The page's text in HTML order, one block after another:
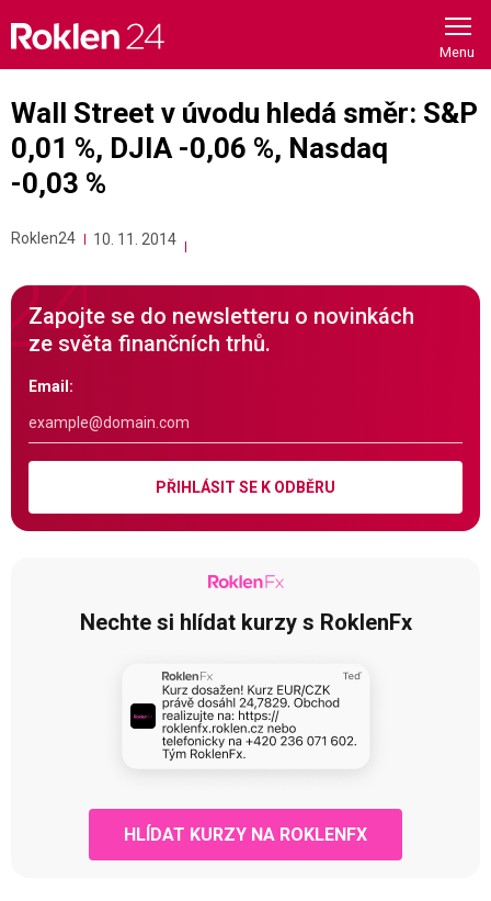
content
Wall Street v úvodu hledá směr: S&P
0,01 %, DJIA -0,06 %, Nasdaq
-0,03 %
Roklen24 10. 11. 2014
Zapojte se do newsletteru o novinkách
ze světa finančních trhů.
Email:
PŘIHLÁSIT SE K ODBĚRU
Nechte si hlídat kurzy s RoklenFx
HLÍDAT KURZY NA ROKLENFX